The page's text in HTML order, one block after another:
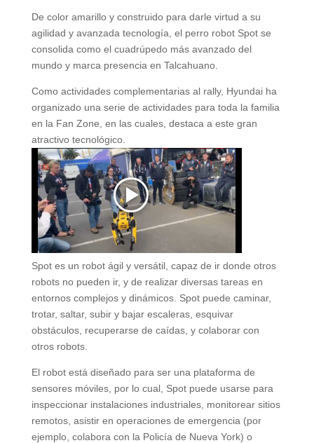
De color amarillo y construido para darle virtud a su
agilidad y avanzada tecnología, el perro robot Spot se
consolida como el cuadrúpedo más avanzado del
mundo y marca presencia en Talcahuano.
Como actividades complementarias al rally, Hyundai ha
organizado una serie de actividades para toda la familia
en la Fan Zone, en las cuales, destaca a este gran
atractivo tecnológico.
Spot es un robot ágil y versátil, capaz de ir donde otros
robots no pueden ir, y de realizar diversas tareas en
entornos complejos y dinámicos. Spot puede caminar,
trotar, saltar, subir y bajar escaleras, esquivar
obstáculos, recuperarse de caídas, y colaborar con
otros robots.
El robot está diseñado para ser una plataforma de
sensores móviles, por lo cual, Spot puede usarse para
inspeccionar instalaciones industriales, monitorear sitios
remotos, asistir en operaciones de emergencia (por
ejemplo, colabora con la Policía de Nueva York) o